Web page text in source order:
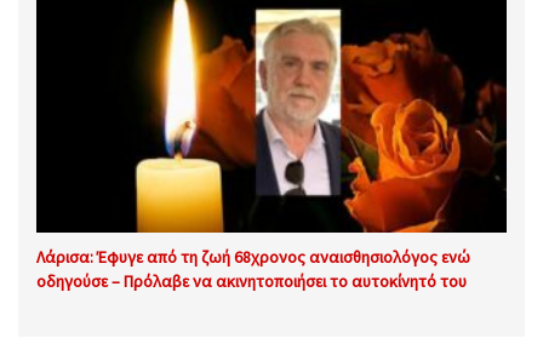
Λάρισα: Έφυγε από τη ζωή 68χρονος αναισθησιολόγος ενώ
οδηγούσε – Πρόλαβε να ακινητοποιήσει το αυτοκίνητό του